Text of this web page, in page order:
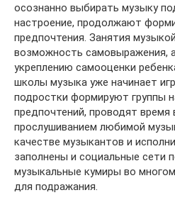
осознанно выбирать музыку
настроение, продолжают
предпочтения. Занятия
возможность самовыражения,
укреплению самооценки
школы музыка уже начинает
подростки формируют группы
предпочтений, проводят время
прослушиванием любимой
качестве музыкантов и
заполнены и социальные сети
музыкальные кумиры во
для подражания.